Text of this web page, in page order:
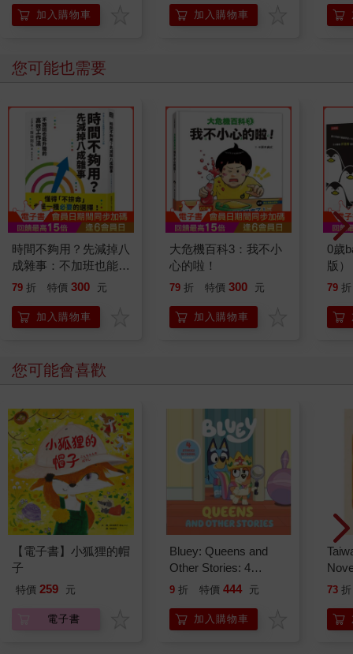
加入購物車 加入購物車
您可能也需要
時間不夠用？先減掉八
成雜事：不加班也能升
職的高效工作法
79 折 特價 300 元
加入購物車
大危機百科3：我不小
心的啦！
79 折 特價 300 元
加入購物車
0歲
版）
79 折
您可能會喜歡
【電子書】小狐狸的帽
子
特價 259 元
電子書
Bluey: Queens and
Other Stories: 4
Stories in 1 Book.
9 折 特價 444 元
加入購物車
73 折